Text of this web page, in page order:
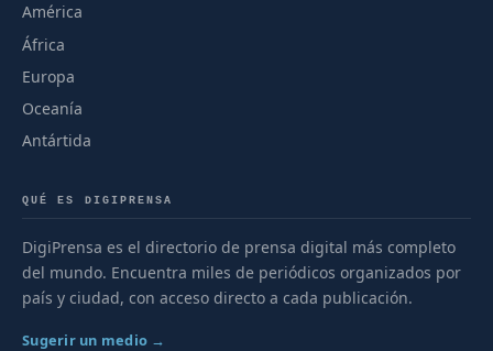
América
África
Europa
Oceanía
Antártida
QUÉ ES DIGIPRENSA
DigiPrensa es el directorio de prensa digital más completo
del mundo. Encuentra miles de periódicos organizados por
país y ciudad, con acceso directo a cada publicación.
Sugerir un medio →